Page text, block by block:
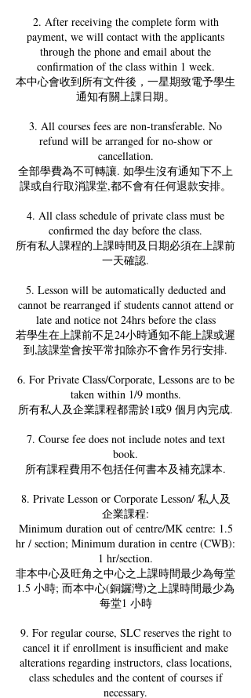
2. After receiving the complete form with
payment, we will contact with the applicants
through the phone and email about the
confirmation of the class within 1 week.
本中心會收到所有文件後，一星期致電予學生
通知有關上課日期。
3. All courses fees are non-transferable. No
refund will be arranged for no-show or
cancellation.
全部學費為不可轉讓. 如學生沒有通知下不上
課或自行取消課堂,都不會有任何退款安排。
4. All class schedule of private class must be
confirmed the day before the class.
所有私人課程的上課時間及日期必須在上課前
一天確認.
5. Lesson will be automatically deducted and
cannot be rearranged if students cannot attend or
late and notice not 24hrs before the class
若學生在上課前不足24小時通知不能上課或遲
到,該課堂會按平常扣除亦不會作另行安排.
6. For Private Class/Corporate, Lessons are to be
taken within 1/9 months.
所有私人及企業課程都需於1或9 個月內完成.
7. Course fee does not include notes and text
book.
所有課程費用不包括任何書本及補充課本.
8. Private Lesson or Corporate Lesson/ 私人及
企業課程:
Minimum duration out of centre/MK centre: 1.5
hr / section; Minimum duration in centre (CWB):
1 hr/section.
非本中心及旺角之中心之上課時間最少為每堂
1.5 小時; 而本中心(銅鑼灣)之上課時間最少為
每堂1 小時
9. For regular course, SLC reserves the right to
cancel it if enrollment is insufficient and make
alterations regarding instructors, class locations,
class schedules and the content of courses if
necessary.